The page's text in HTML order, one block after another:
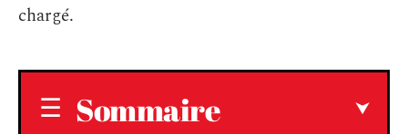
chargé.
Sommaire